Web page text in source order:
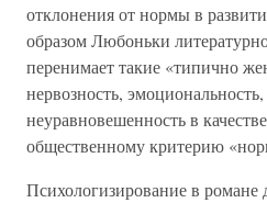
отклонения от нормы в
образом Любоньки
перенимает такие «типично
нервозность,
неуравновешенность в
общественному критерию
Психологизирование в романе